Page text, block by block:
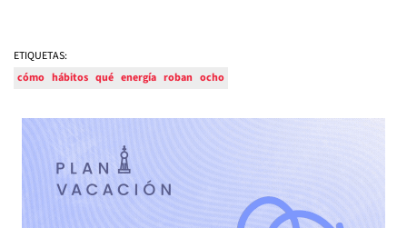
ETIQUETAS:
cómo hábitos qué energía roban ocho